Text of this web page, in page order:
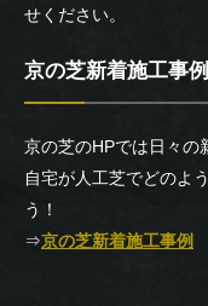
せください。
京の芝新着施工事例
京の芝のHPでは日々の
自宅が人工芝でどのよ
う！
⇒京の芝新着施工事例